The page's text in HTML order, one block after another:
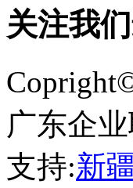
关注我
广东企
支持:新